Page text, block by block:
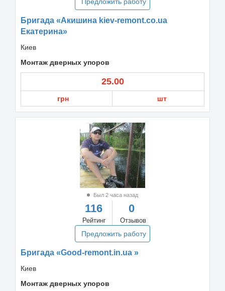
Бригада «Акишина kiev-remont.co.ua
Екатерина»
Киев
Монтаж дверных упоров
25.00
грн шт
Был 2 часа назад
116
Рейтинг
0
Отзывов
Предложить работу
Бригада «Good-remont.in.ua »
Киев
Монтаж дверных упоров